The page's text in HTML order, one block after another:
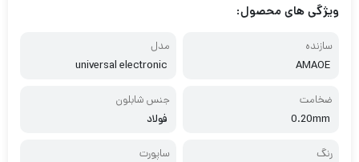
ویژگی های محصول:
سازنده
AMAOE
مدل
universal electronic
ضخامت
0.20mm
جنس شابلون
فولاد
رنگ
ساپورت